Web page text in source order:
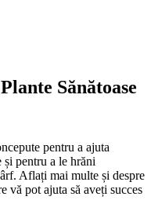
Sănătoase
pentru a ajuta
și pentru a le hrăni
Aflați mai multe și despre
vă pot ajuta să aveți succes